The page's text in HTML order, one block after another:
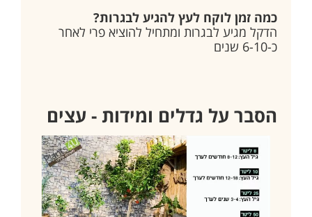
כמה זמן לוקח לעץ להגיע לבגרות?
הדקל מגיע לבגרות ומתחיל להוציא פרי לאחר
כ-6-10 שנים
הסבר על גדלים ומידות - עצים